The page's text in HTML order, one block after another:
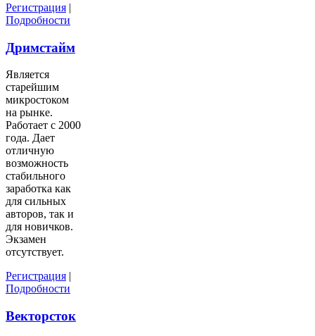
Регистрация |
Подробности
Дримстайм
Является
старейшим
микростоком
на рынке.
Работает с 2000
года. Дает
отличную
возможность
стабильного
заработка как
для сильных
авторов, так и
для новичков.
Экзамен
отсутствует.
Регистрация |
Подробности
Векторсток